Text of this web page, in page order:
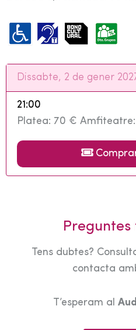
Dissabte, 2 de gener
21:00
Platea: 70 €
Tens dubtes?
contacta
T’esperam al